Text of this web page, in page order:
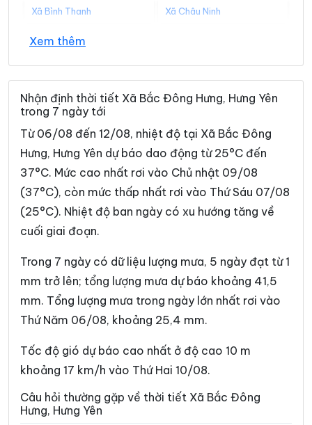
Xã Bình Thanh Xã Châu Ninh
Xã Chí Minh
Xã Diên Hà Xã Đoàn Đào
Xã Đồng Bằng Xã Đồng Châu
Xã Đông Hưng
Xã Đông Thái Ninh Xã Đông Thụy Anh
Xã Đông Tiền Hải Xã Đông Tiên Hưng
Xã Đức Hợp
Xã Hoàn Long
Xã Hồng Minh Xã Hồng Quang
Xã Hồng Vũ Xã Hưng Hà
Xã Hưng Phú Xã Khoái Châu
Xã Lê Lợi Xã Lê Quý Đôn
Xã Long Hưng Xã Lương Bằng
Xã Mễ Sở
Xem thêm
Nhận định thời tiết Xã Bắc Đông Hưng, Hưng Yên
trong 7 ngày tới
Từ 06/08 đến 12/08, nhiệt độ tại Xã Bắc Đông
Hưng, Hưng Yên dự báo dao động từ 25°C đến
37°C. Mức cao nhất rơi vào Chủ nhật 09/08
(37°C), còn mức thấp nhất rơi vào Thứ Sáu 07/08
(25°C). Nhiệt độ ban ngày có xu hướng tăng về
cuối giai đoạn.
Trong 7 ngày có dữ liệu lượng mưa, 5 ngày đạt từ 1
mm trở lên; tổng lượng mưa dự báo khoảng 41,5
mm. Tổng lượng mưa trong ngày lớn nhất rơi vào
Thứ Năm 06/08, khoảng 25,4 mm.
Tốc độ gió dự báo cao nhất ở độ cao 10 m
khoảng 17 km/h vào Thứ Hai 10/08.
Câu hỏi thường gặp về thời tiết Xã Bắc Đông
Hưng, Hưng Yên